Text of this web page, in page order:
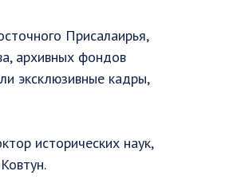
Присалаирья,
архивных фондов
эксклюзивные кадры,
исторических наук,